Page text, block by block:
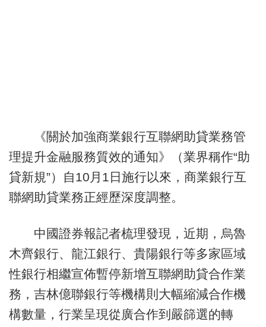
《關於加強商業銀行互聯網助貸業務管
理提升金融服務質效的通知》（業界稱作“助
貸新規”）自10月1日施行以來，商業銀行互
聯網助貸業務正經歷深度調整。
中國證券報記者梳理發現，近期，烏魯
木齊銀行、龍江銀行、貴陽銀行等多家區域
性銀行相繼宣佈暫停新增互聯網助貸合作業
務，吉林億聯銀行等機構則大幅縮減合作機
構數量，行業呈現從廣合作到嚴篩選的轉